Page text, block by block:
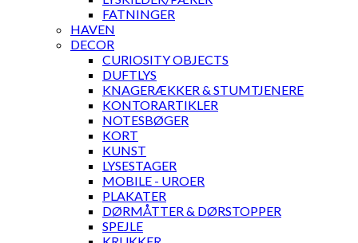
FATNINGER
HAVEN
DECOR
CURIOSITY OBJECTS
DUFTLYS
KNAGERÆKKER & STUMTJENERE
KONTORARTIKLER
NOTESBØGER
KORT
KUNST
LYSESTAGER
MOBILE - UROER
PLAKATER
DØRMÅTTER & DØRSTOPPER
SPEJLE